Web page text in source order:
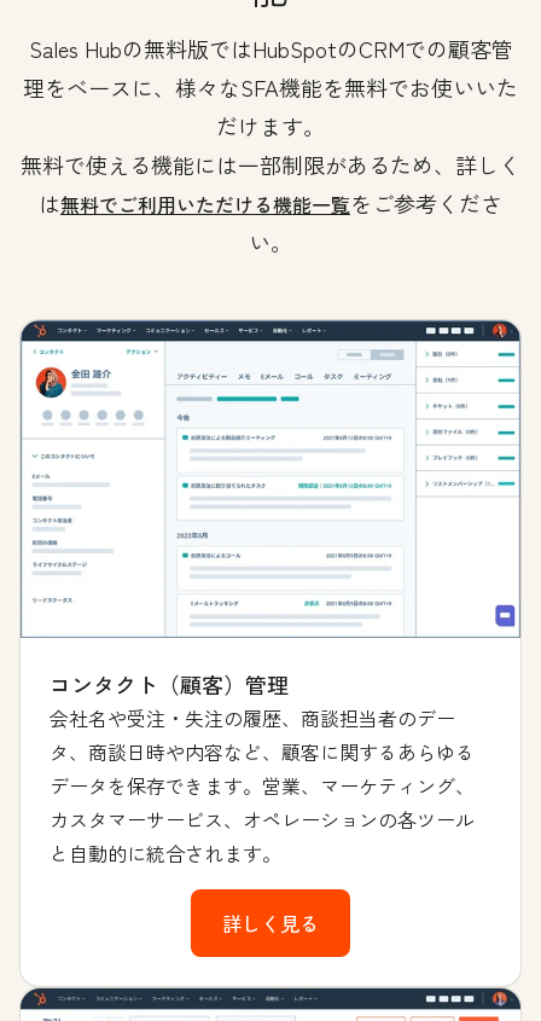
Sales Hubの無料版ではHubSpotのCRMでの顧客管
理をベースに、様々なSFA機能を無料でお使いいた
だけます。
無料で使える機能には一部制限があるため、詳しく
は無料でご利用いただける機能一覧をご参考くださ
い。
コンタクト（顧客）管理
会社名や受注・失注の履歴、商談担当者のデー
タ、商談日時や内容など、顧客に関するあらゆる
データを保存できます。営業、マーケティング、
カスタマーサービス、オペレーションの各ツール
と自動的に統合されます。
詳しく見る